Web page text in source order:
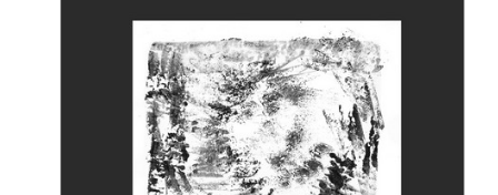
Menu principal :
2.Poésie